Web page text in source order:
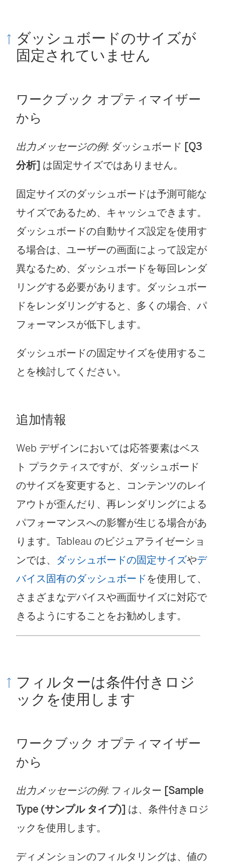
ダッシュボードのサイズが
固定されていません
ワークブック オプティマイザー
から
出力メッセージの例: ダッシュボード [Q3
分析] は固定サイズではありません。
固定サイズのダッシュボードは予測可能な
サイズであるため、キャッシュできます。
ダッシュボードの自動サイズ設定を使用す
る場合は、ユーザーの画面によって設定が
異なるため、ダッシュボードを毎回レンダ
リングする必要があります。ダッシュボー
ドをレンダリングすると、多くの場合、パ
フォーマンスが低下します。
ダッシュボードの固定サイズを使用するこ
とを検討してください。
追加情報
Web デザインにおいては応答要素はベス
ト プラクティスですが、ダッシュボード
のサイズを変更すると、コンテンツのレイ
アウトが歪んだり、再レンダリングによる
パフォーマンスへの影響が生じる場合があ
ります。Tableau のビジュアライゼーショ
ンでは、 ダッシュボードの固定サイズやデ
バイス固有のダッシュボードを使用して、
さまざまなデバイスや画面サイズに対応で
きるようにすることをお勧めします。
フィルターは条件付きロジ
ックを使用します
ワークブック オプティマイザー
から
出力メッセージの例: フィルター [Sample
Type (サンプル タイプ)] は、条件付きロジ
ックを使用します。
ディメンションのフィルタリングは、値の